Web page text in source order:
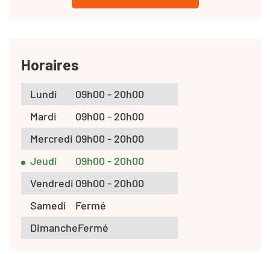
Horaires
Lundi
09h00 - 20h00
Mardi
09h00 - 20h00
Mercredi 09h00 - 20h00
Jeudi
09h00 - 20h00
Vendredi 09h00 - 20h00
Samedi
Fermé
DimancheFermé